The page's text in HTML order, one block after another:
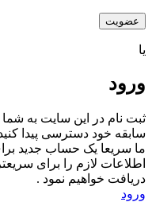
عضویت
یا
ورود
ثبت نام در این سایت به
سابقه خود دسترسی پیدا
ما سریعا یک حساب جدید
اطلاعات لازم را برای
دریافت خواهیم نمود .
ورود